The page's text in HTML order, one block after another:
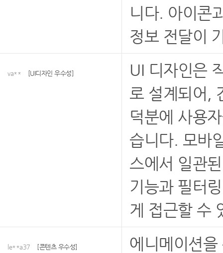
니다. 아이콘
정보 전달이
va** [UI디자인 우수성]
UI 디자인은
로 설계되어,
덕분에 사용
습니다. 모바
스에서 일관
기능과 필터
게 접근할 수
le**a37 [콘텐츠 우수성]
에니메이션